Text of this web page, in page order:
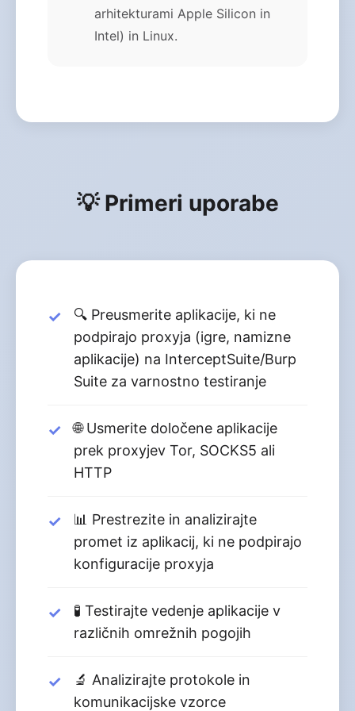
arhitekturami Apple Silicon in
Intel) in Linux.
💡 Primeri uporabe
🔍 Preusmerite aplikacije, ki ne
podpirajo proxyja (igre, namizne
aplikacije) na InterceptSuite/Burp
Suite za varnostno testiranje
🌐 Usmerite določene aplikacije
prek proxyjev Tor, SOCKS5 ali
HTTP
📊 Prestrezite in analizirajte
promet iz aplikacij, ki ne podpirajo
konfiguracije proxyja
🧪 Testirajte vedenje aplikacije v
različnih omrežnih pogojih
🔬 Analizirajte protokole in
komunikacijske vzorce